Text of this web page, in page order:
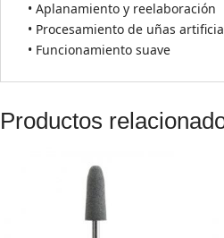
• Aplanamiento y reelaboración
• Procesamiento de uñas
• Funcionamiento suave
Productos